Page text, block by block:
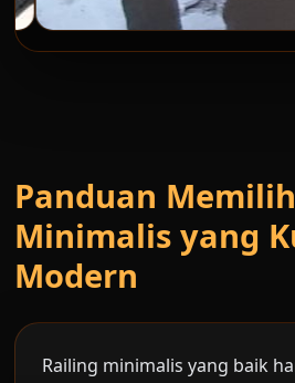
Panduan
Minimalis yang
Modern
Railing minimalis yang baik